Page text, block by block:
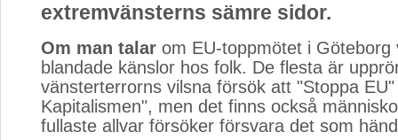
extremvänsterns sämre sidor.
Om man talar om EU-toppmötet i Göteborg
blandade känslor hos folk. De flesta är
vänsterterrorns vilsna försök att "Stoppa
Kapitalismen", men det finns också
fullaste allvar försöker försvara det som